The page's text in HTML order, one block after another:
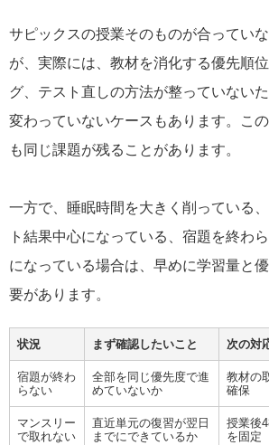
サピックスの授業そのものが合ってい
が、実際には、教材を消化する優先順
グ、テスト直しの方法が整っていない
変わっていないケースもあります。こ
も同じ課題が残ることがあります。
一方で、睡眠時間を大きく削っている
ト結果中心になっている、宿題を終わ
になっている場合は、早めに学習量と
要があります。
状況 まず確認したいこと 次の対
宿題が終わ
らない
全部を同じ優先度で進
めていないか
教材の
確保
マンスリー
で取れない
直近単元の復習が翌日
までにできているか
授業後
を固定